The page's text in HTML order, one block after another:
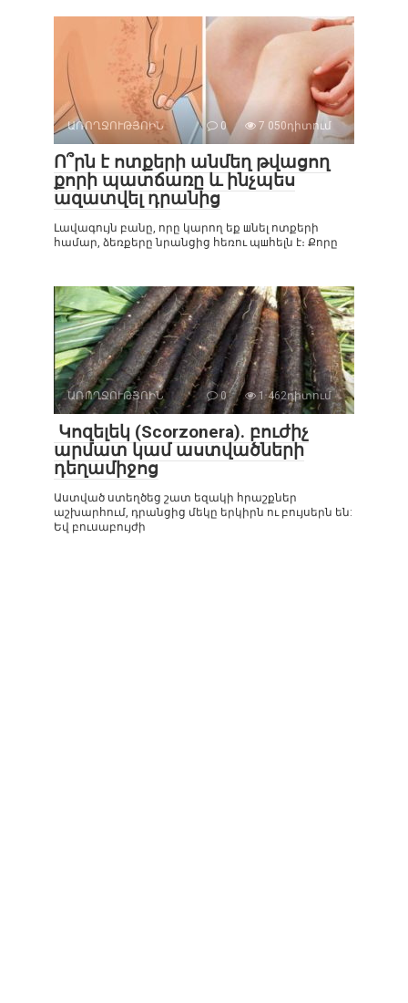
ԱՌՈՂՋՈՒԹՅՈԻՆ 0 7 050դիտում
Ո՞րն է ոտքերի անմեղ թվացող
քորի պատճառը և ինչպես
ազատվել դրանից
Լավագույն բանը, որը կարող եք шնել ոտքերի
համար, ձեռքերը նրանցից հեռու պшհելն է։ Քորը
ԱՌՈՂՋՈՒԹՅՈԻՆ 0 1 462դիտում
Կոզելեկ (Scorzonera). բուժիչ
արմատ կամ աստվածների
դեղամիջոց
Աստված ստեղծեց շատ եզակի հրաշքներ
աշխարհում, դրանցից մեկը երկիրն ու բույսերն են:
Եվ բուսաբույժի